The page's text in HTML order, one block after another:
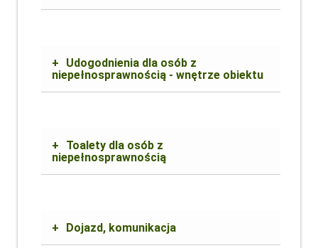
+
Udogodnienia dla osób z
niepełnosprawnością - wnętrze obiektu
+
Toalety dla osób z
niepełnosprawnością
+ Dojazd, komunikacja